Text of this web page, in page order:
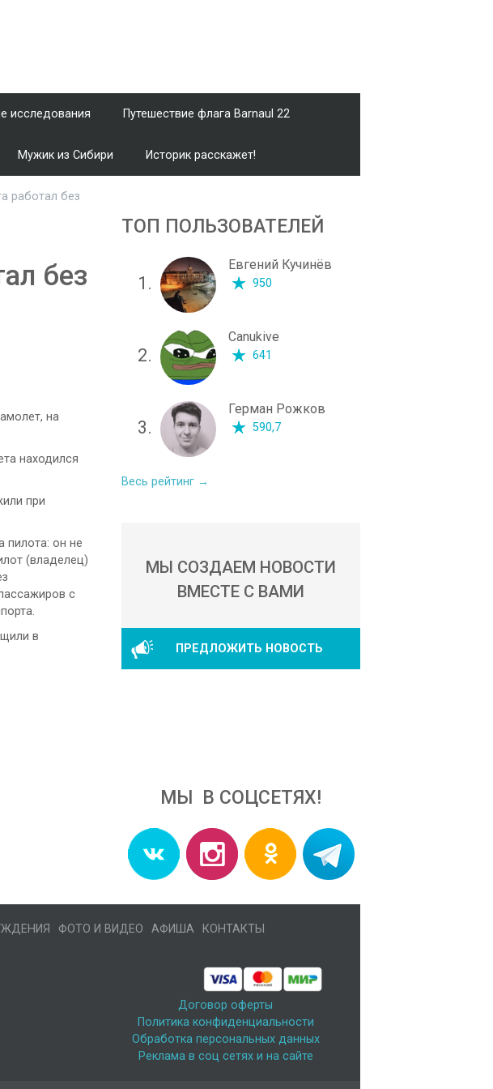
исследования Путешествие флага Barnaul 22
Мужик из Сибири Историк расскажет!
работал без
без
на
находился
при
пилота: он не
(владелец)
с
в
ТОП ПОЛЬЗОВАТЕЛЕЙ
1.
Евгений Кучинёв
950
2.
Canukive
641
3.
Герман Рожков
590,7
Весь рейтинг →
МЫ СОЗДАЕМ НОВОСТИ
ВМЕСТЕ С ВАМИ
ПРЕДЛОЖИТЬ НОВОСТЬ
МЫ В СОЦСЕТЯХ!
ФОТО И ВИДЕО АФИША КОНТАКТЫ
Договор оферты
Политика конфиденциальности
Обработка персональных данных
Реклама в соц сетях и на сайте